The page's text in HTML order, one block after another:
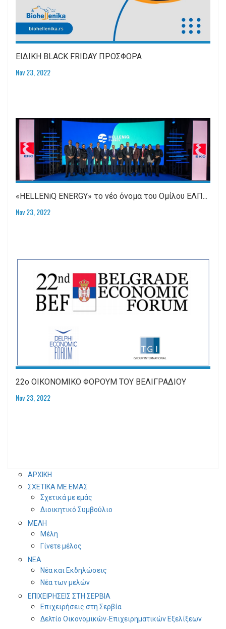
ΕΙΔΙΚΗ BLACK FRIDAY ΠΡΟΣΦΟΡΑ
Nov 23, 2022
«HELLENiQ ENERGY» το νέο όνομα του Ομίλου ΕΛΠ...
Nov 23, 2022
22ο ΟΙΚΟΝΟΜΙΚΟ ΦΟΡΟΥΜ ΤΟΥ ΒΕΛΙΓΡΑΔΙΟΥ
Nov 23, 2022
ΑΡΧΙΚΗ
ΣΧΕΤΙΚΑ ΜΕ ΕΜΑΣ
Σχετικά με εμάς
Διοικητικό Συμβούλιο
ΜΕΛΗ
Μέλη
Γίνετε μέλος
ΝΕΑ
Νέα και Εκδηλώσεις
Νέα των μελών
ΕΠΙΧΕΙΡΗΣΕΙΣ ΣΤΗ ΣΕΡΒΙΑ
Επιχειρήσεις στη Σερβία
Δελτίο Οικονομικών-Επιχειρηματικών Εξελίξεων